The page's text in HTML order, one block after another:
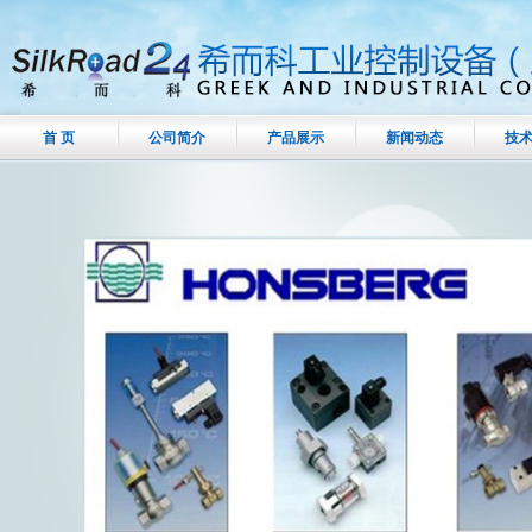
首 页 公司简介 产品展示 新闻动态 技